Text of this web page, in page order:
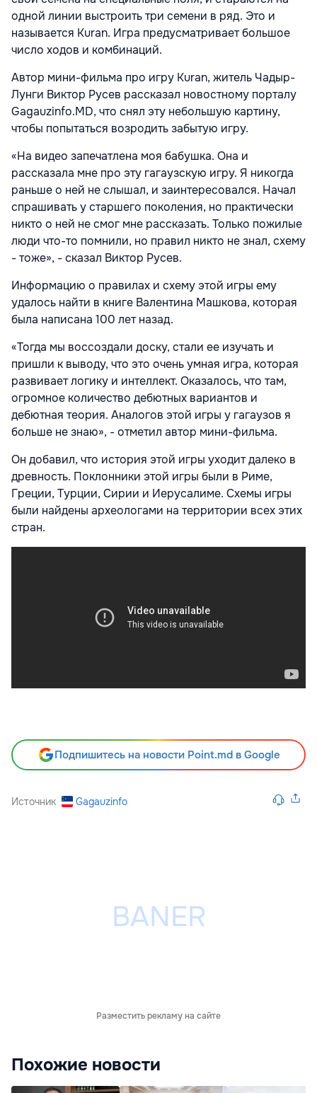
одной линии выстроить три семени в ряд. Это и
называется Kuran. Игра предусматривает большое
число ходов и комбинаций.
Автор мини-фильма про игру Kuran, житель Чадыр-
Лунги Виктор Русев рассказал новостному порталу
Gagauzinfo.MD, что снял эту небольшую картину,
чтобы попытаться возродить забытую игру.
«На видео запечатлена моя бабушка. Она и
рассказала мне про эту гагаузскую игру. Я никогда
раньше о ней не слышал, и заинтересовался. Начал
спрашивать у старшего поколения, но практически
никто о ней не смог мне рассказать. Только пожилые
люди что-то помнили, но правил никто не знал, схему
- тоже», - сказал Виктор Русев.
Информацию о правилах и схему этой игры ему
удалось найти в книге Валентина Машкова, которая
была написана 100 лет назад.
«Тогда мы воссоздали доску, стали ее изучать и
пришли к выводу, что это очень умная игра, которая
развивает логику и интеллект. Оказалось, что там,
огромное количество дебютных вариантов и
дебютная теория. Аналогов этой игры у гагаузов я
больше не знаю», - отметил автор мини-фильма.
Он добавил, что история этой игры уходит далеко в
древность. Поклонники этой игры были в Риме,
Греции, Турции, Сирии и Иерусалиме. Схемы игры
были найдены археологами на территории всех этих
стран.
Подпишитесь на новости Point.md в Google
Источник Gagauzinfo
Разместить рекламу на сайте
Похожие новости